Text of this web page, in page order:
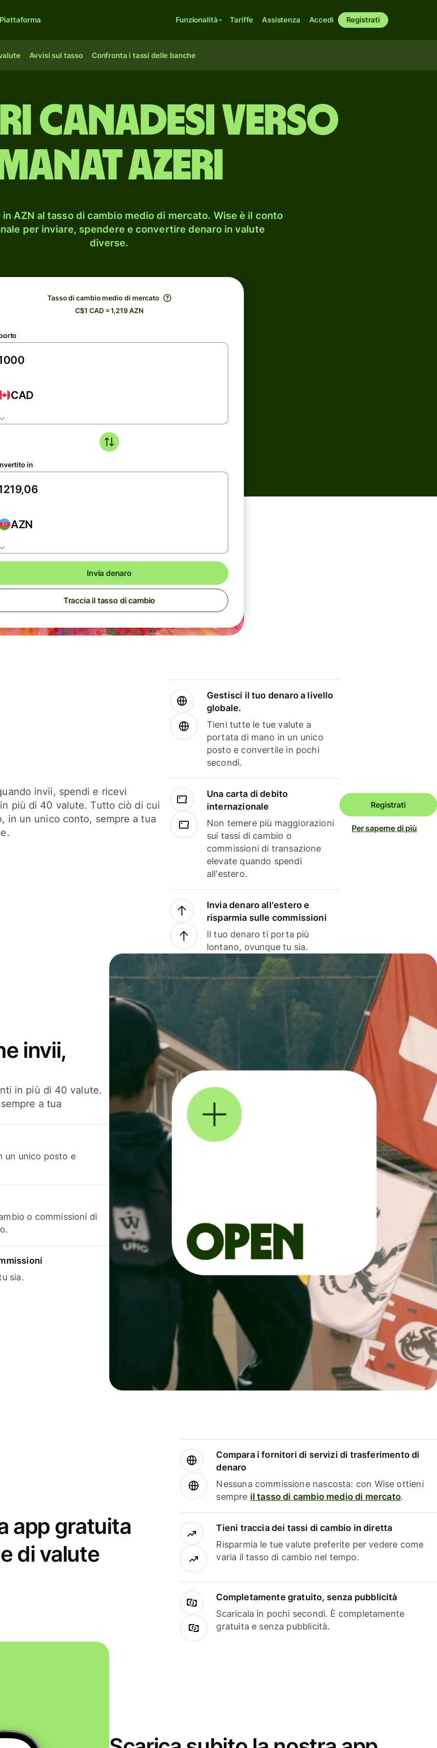
Funzionalità Tariffe Assistenza Accedi Registrati
Avvisi sul tasso Confronta i tassi delle banche
canadesi verso
azeri
AZN al tasso di cambio medio di mercato. Wise è il conto
per inviare, spendere e convertire denaro in valute
diverse.
Tasso di cambio medio di mercato
C$1 CAD = 1,219 AZN
CAD
in
AZN
Invia denaro
Traccia il tasso di cambio
invii, spendi e ricevi
più di 40 valute. Tutto ciò di cui
in un unico conto, sempre a tua
Gestisci il tuo denaro a livello
globale.
Tieni tutte le tue valute a
portata di mano in un unico
posto e convertile in pochi
secondi.
Una carta di debito
internazionale
Non temere più maggiorazioni
sui tassi di cambio o
commissioni di transazione
elevate quando spendi
all'estero.
Invia denaro all'estero e
risparmia sulle commissioni
Il tuo denaro ti porta più
lontano, ovunque tu sia.
Registrati
Per saperne di più
invii,
in più di 40 valute.
a tua
un unico posto e
o commissioni di
sia.
app gratuita
di valute
Compara i fornitori di servizi di trasferimento di
denaro
Nessuna commissione nascosta: con Wise ottieni
sempre il tasso di cambio medio di mercato.
Tieni traccia dei tassi di cambio in diretta
Risparmia le tue valute preferite per vedere come
varia il tasso di cambio nel tempo.
Completamente gratuito, senza pubblicità
Scaricala in pochi secondi. È completamente
gratuita e senza pubblicità.